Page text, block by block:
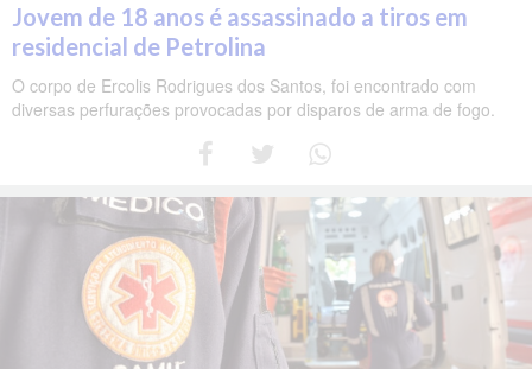
Jovem de 18 anos é assassinado a tiros em
residencial de Petrolina
O corpo de Ercolis Rodrigues dos Santos, foi encontrado com
diversas perfurações provocadas por disparos de arma de fogo.